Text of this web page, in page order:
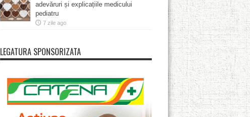
adevăruri și explicațiile medicului
pediatru
7 zile ago
LEGATURA SPONSORIZATA